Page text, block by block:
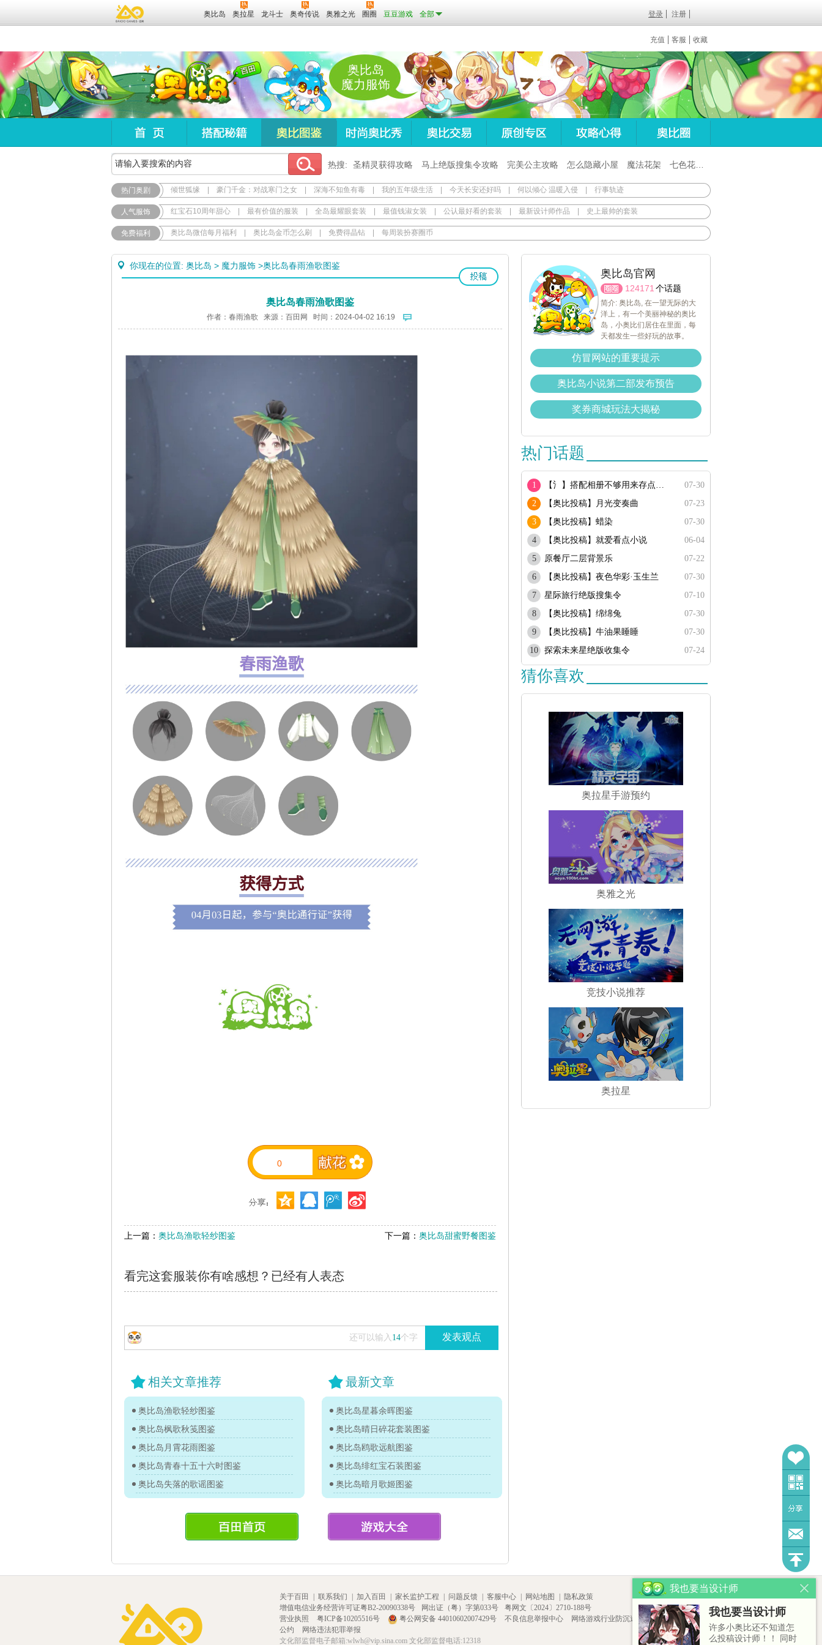
奥比岛 奥拉星 龙斗士 奥奇传说 奥雅之光 圈圈 豆豆游戏 全部 登录 注册
充值 客服 收藏
奥比岛
魔力服饰
热搜: 圣精灵获得攻略 马上绝版搜集令攻略 完美公主攻略 怎么隐藏小屋 魔法花架 七色花在哪
热门奥剧 倾世狐缘 豪门千金：对战寒门之女 深海不知鱼有毒 我的五年级生活 今天长安还好吗 何以倾心 温暖入侵 行事轨迹
人气服饰 红宝石10周年甜心 最有价值的服装 全岛最耀眼套装 最值钱淑女装 公认最好看的套装 最新设计师作品 史上最帅的套装
免费福利 奥比岛微信每月福利 奥比岛金币怎么刷 免费得晶钻 每周装扮赛圈币
你现在的位置: 奥比岛 > 魔力服饰 >奥比岛春雨渔歌图鉴
奥比岛春雨渔歌图鉴
作者：春雨渔歌 来源： 百田网 时间：2024-04-02 16:19
0
上一篇： 奥比岛渔歌轻纱图鉴 下一篇： 奥比岛甜蜜野餐图鉴
看完这套服装你有啥感想？已经有人表态
还可以输入 14个字 发表观点
相关文章推荐
奥比岛渔歌轻纱图鉴
奥比岛枫歌秋笺图鉴
奥比岛月霄花雨图鉴
奥比岛青春十五十六时图鉴
奥比岛失落的歌谣图鉴
最新文章
奥比岛星暮余晖图鉴
奥比岛晴日碎花套装图鉴
奥比岛鸥歌远航图鉴
奥比岛绯红宝石装图鉴
奥比岛暗月歌姬图鉴
奥比岛官网
124171 个话题
简介: 奥比岛, 在一望无际的大
洋上，有一个美丽神秘的奥比
岛，小奥比们居住在里面，每
天都发生一些好玩的故事。
仿冒网站的重要提示
奥比岛小说第二部发布预告
奖券商城玩法大揭秘
热门话题
1 【氵】搭配相册不够用来存点搭配
07-30
2
【奥比投稿】月光变奏曲
07-23
3
【奥比投稿】蜡染
07-30
4
【奥比投稿】就爱看点小说
06-04
5
原餐厅二层背景乐
07-22
6
【奥比投稿】夜色华彩·玉生兰
07-30
7
星际旅行绝版搜集令
07-10
8
【奥比投稿】绵绵兔
07-30
9
【奥比投稿】牛油果睡睡
07-30
10
探索未来星绝版收集令 07-24
猜你喜欢
奥拉星手游预约
奥雅之光
竞技小说推荐
奥拉星
关于百田 联系我们 加入百田 家长监护工程 问题反馈 客服中心 网站地图
隐私政策
增值电信业务经营许可证粤B2-20090338号
网出证（粤）字第033号
粤网文〔2024〕2710-188号
营业执照
粤ICP备10205516号 粤公网安备 44010602007429号 不良信息举报中心
网络游戏行业防沉迷自律
公约
网络违法犯罪举报
文化部监督电子邮箱:wlwh@vip.sina.com 文化部监督电话:12318
我也要当设计师
我也要当设计师
许多小奥比还不知道怎
么投稿设计师！！ 同时